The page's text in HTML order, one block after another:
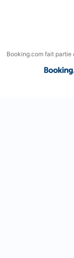
Booking.com fait partie